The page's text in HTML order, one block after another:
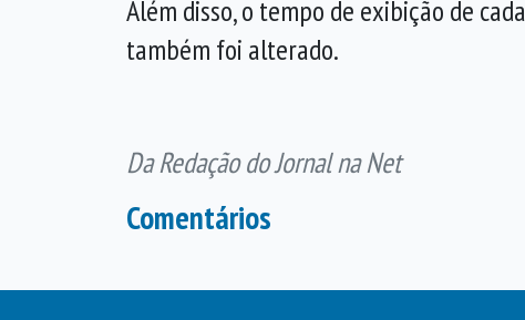
Além disso, o tempo de exibição de
também foi alterado.
Da Redação do Jornal na Net
Comentários